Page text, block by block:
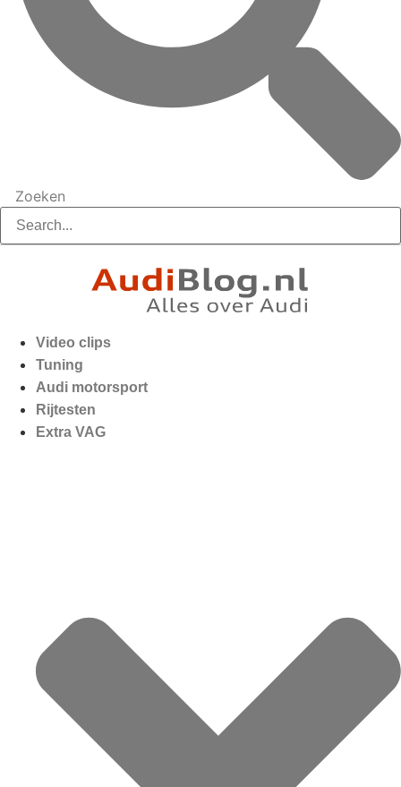
Zoeken
Video clips
Tuning
Audi motorsport
Rijtesten
Extra VAG